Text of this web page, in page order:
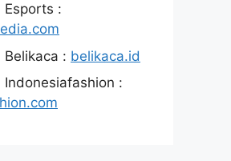
Esports :
: belikaca.id
: